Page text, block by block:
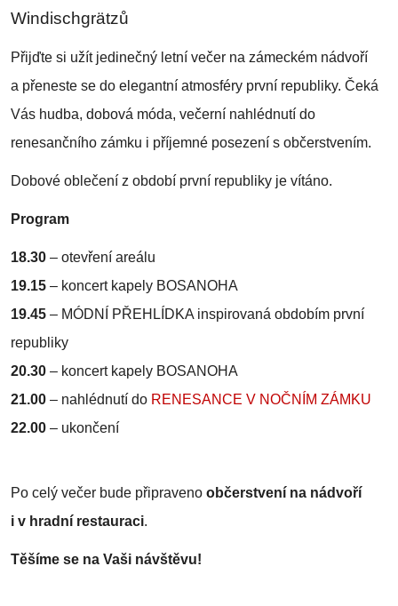
Windischgrätzů
Přijďte si užít jedinečný letní večer na zámeckém nádvoří
a přeneste se do elegantní atmosféry první republiky. Čeká
Vás hudba, dobová móda, večerní nahlédnutí do
renesančního zámku i příjemné posezení s občerstvením.
Dobové oblečení z období první republiky je vítáno.
Program
18.30 – otevření areálu
19.15 – koncert kapely BOSANOHA
19.45 – MÓDNÍ PŘEHLÍDKA inspirovaná obdobím první
republiky
20.30 – koncert kapely BOSANOHA
21.00 – nahlédnutí do RENESANCE V NOČNÍM ZÁMKU
22.00 – ukončení
Po celý večer bude připraveno občerstvení na nádvoří
i v hradní restauraci.
Těšíme se na Vaši návštěvu!